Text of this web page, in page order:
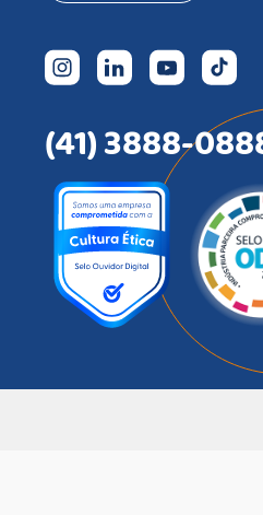
(41) 3888-